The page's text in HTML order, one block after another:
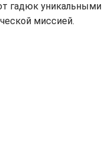
гадюк
миссией.